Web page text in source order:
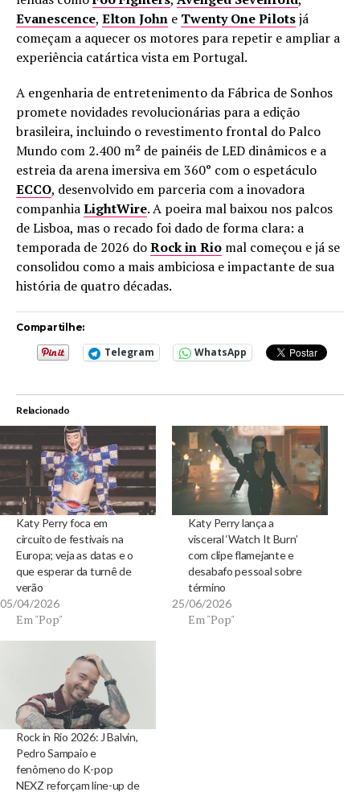
Evanescence, Elton John e Twenty One Pilotsjá
começam a aquecer os motores para repetir e ampliar a
experiência catártica vista em Portugal.
A engenharia de entretenimento da Fábrica de Sonhos
promete novidades revolucionárias para a edição
brasileira, incluindo o revestimento frontal do Palco
Mundo com 2.400 m² de painéis de LED dinâmicos e a
estreia da arena imersiva em 360° com o espetáculo
ECCO, desenvolvido em parceria com a inovadora
companhiaLightWire. A poeira mal baixou nos palcos
de Lisboa, mas o recado foi dado de forma clara: a
temporada de 2026 doRock in Rio mal começou e já se
consolidou como a mais ambiciosa e impactante de sua
história de quatro décadas.
Compartilhe:
Telegram WhatsApp
Relacionado
Katy Perry foca em
circuito de festivais na
Europa; veja as datas e o
que esperar da turnê de
verão
05/04/2026
Em "Pop"
Katy Perry lança a
visceral ‘Watch It Burn’
com clipe flamejante e
desabafo pessoal sobre
término
25/06/2026
Em "Pop"
Rock in Rio 2026: J Balvin,
Pedro Sampaio e
fenômeno do K-pop
NEXZ reforçam line-up de